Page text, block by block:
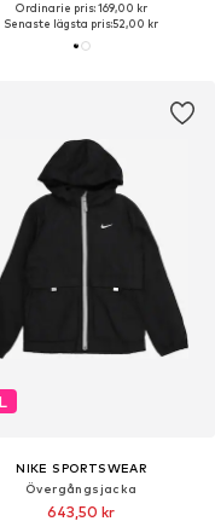
Ordinarie pris: 169,00 kr
Senaste lägsta pris:52,00 kr
NIKE SPORTSWEAR
Övergångsjacka
643,50 kr